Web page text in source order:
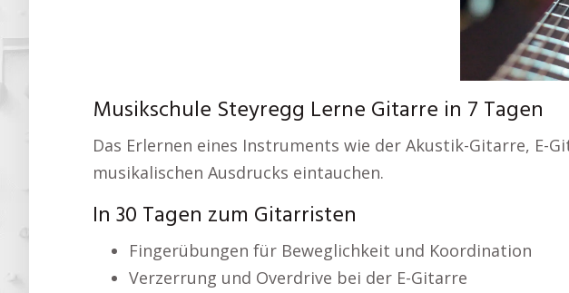
Musikschule Steyregg Lerne Gitarre in 7 Tagen
Das Erlernen eines Instruments wie der Akustik-Gitarre, E-
musikalischen Ausdrucks eintauchen.
In 30 Tagen zum Gitarristen
Fingerübungen für Beweglichkeit und Koordination
Verzerrung und Overdrive bei der E-Gitarre